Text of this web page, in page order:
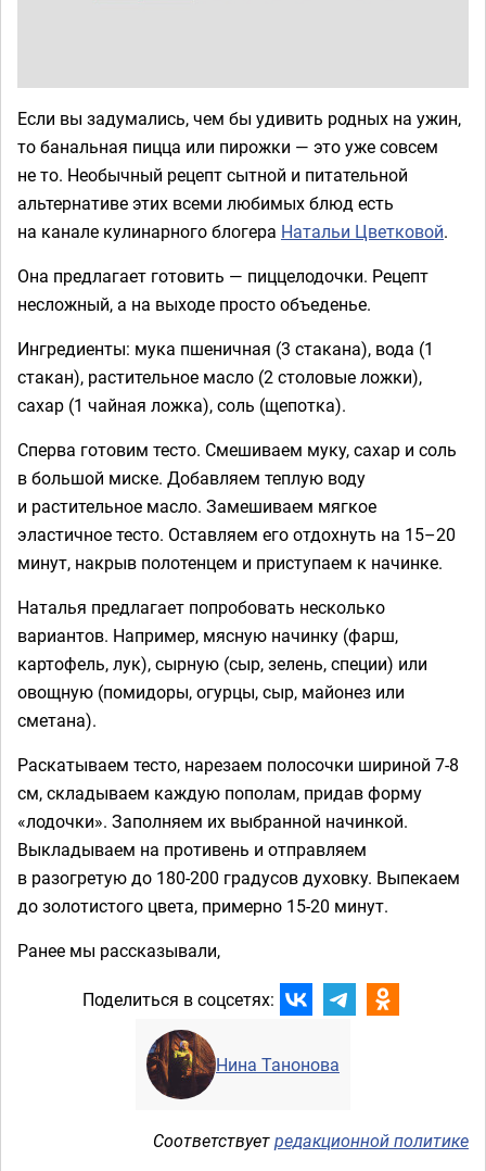
Если вы задумались, чем бы удивить родных на ужин,
то банальная пицца или пирожки — это уже совсем
не то. Необычный рецепт сытной и питательной
альтернативе этих всеми любимых блюд есть
на канале кулинарного блогера Натальи Цветковой.
Она предлагает готовить — пиццелодочки. Рецепт
несложный, а на выходе просто объеденье.
Ингредиенты: мука пшеничная (3 стакана), вода (1
стакан), растительное масло (2 столовые ложки),
сахар (1 чайная ложка), соль (щепотка).
Сперва готовим тесто. Смешиваем муку, сахар и соль
в большой миске. Добавляем теплую воду
и растительное масло. Замешиваем мягкое
эластичное тесто. Оставляем его отдохнуть на 15–20
минут, накрыв полотенцем и приступаем к начинке.
Наталья предлагает попробовать несколько
вариантов. Например, мясную начинку (фарш,
картофель, лук), сырную (сыр, зелень, специи) или
овощную (помидоры, огурцы, сыр, майонез или
сметана).
Раскатываем тесто, нарезаем полосочки шириной 7-8
см, складываем каждую пополам, придав форму
«лодочки». Заполняем их выбранной начинкой.
Выкладываем на противень и отправляем
в разогретую до 180-200 градусов духовку. Выпекаем
до золотистого цвета, примерно 15-20 минут.
Ранее мы рассказывали,
Поделиться в соцсетях:
Нина Танонова
Соответствуетредакционной политике